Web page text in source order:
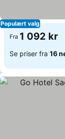
Populært valg
Fra 1 092 kr
Se priser fra 16